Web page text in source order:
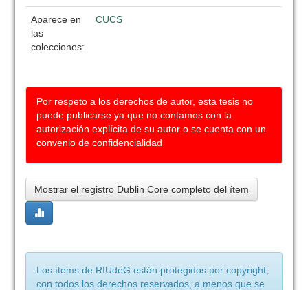
Aparece en
las
colecciones:
CUCS
Por respeto a los derechos de autor, esta tesis no
puede publicarse ya que no contamos con la
autorización explícita de su autor o se cuenta con un
convenio de confidencialidad
Mostrar el registro Dublin Core completo del ítem
Los ítems de RIUdeG están protegidos por copyright,
con todos los derechos reservados, a menos que se